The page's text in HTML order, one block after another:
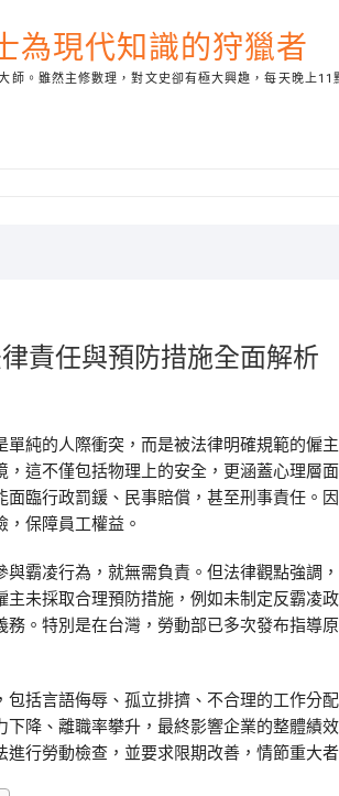
為現代知識的狩獵者
師。雖然主修數理，對文史卻有極大興趣，每天晚上
責任與預防措施全面解析
純的人際衝突，而是被法律明確規範的僱
這不僅包括物理上的安全，更涵蓋心理層
臨行政罰鍰、民事賠償，甚至刑事責任。
保障員工權益。
霸凌行為，就無需負責。但法律觀點強調
未採取合理預防措施，例如未制定反霸凌
。特別是在台灣，勞動部已多次發布指導
括言語侮辱、孤立排擠、不合理的工作分
降、離職率攀升，最終影響企業的整體績
行勞動檢查，並要求限期改善，情節重大